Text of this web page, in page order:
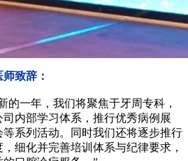
致辞：
的一年，我们将聚焦于牙周专科，
内部学习体系，推行优秀病例展
系列活动。同时我们还将逐步推行
细化并完善培训体系与纪律要求，